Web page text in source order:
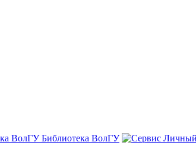
Библиотека ВолГУ